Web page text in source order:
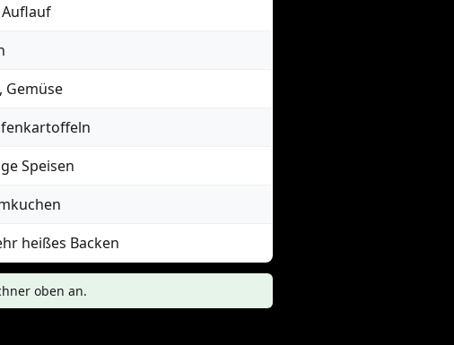
Auflauf
Gemüse
Speisen
heißes Backen
oben an.